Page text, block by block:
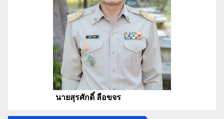
นายสุรศักดิ์ ลือขจร